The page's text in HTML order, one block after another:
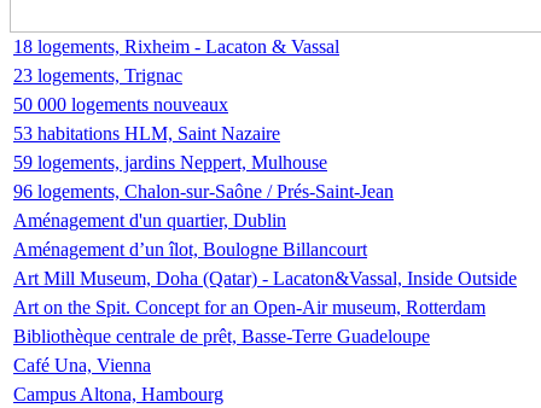
18 logements, Rixheim - Lacaton & Vassal
23 logements, Trignac
50 000 logements nouveaux
53 habitations HLM, Saint Nazaire
59 logements, jardins Neppert, Mulhouse
96 logements, Chalon-sur-Saône / Prés-Saint-Jean
Aménagement d'un quartier, Dublin
Aménagement d’un îlot, Boulogne Billancourt
Art Mill Museum, Doha (Qatar) - Lacaton&Vassal, Inside Outside
Art on the Spit. Concept for an Open-Air museum, Rotterdam
Bibliothèque centrale de prêt, Basse-Terre Guadeloupe
Café Una, Vienna
Campus Altona, Hambourg